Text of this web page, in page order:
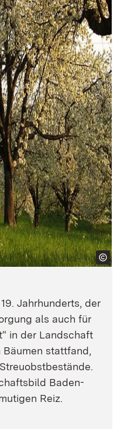
Jahrhunderts, der
als auch für
in der Landschaft
stattfand,
Baden-
Reiz.